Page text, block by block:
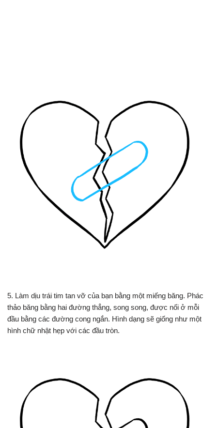
5. Làm dịu trái tim tan vỡ của bạn bằng một miếng băng. Phác
thảo băng bằng hai đường thẳng, song song, được nối ở mỗi
đầu bằng các đường cong ngắn. Hình dạng sẽ giống như một
hình chữ nhật hẹp với các đầu tròn.